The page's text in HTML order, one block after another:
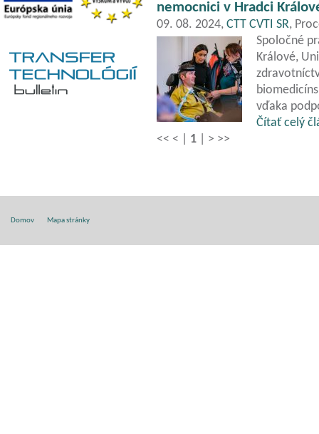
nemocnici v Hradci
09. 08. 2024, CTT CVTI SR,
Spoločné
Králové,
vďaka
Čítať celý
<< < 1 > >>
Domov Mapa stránky